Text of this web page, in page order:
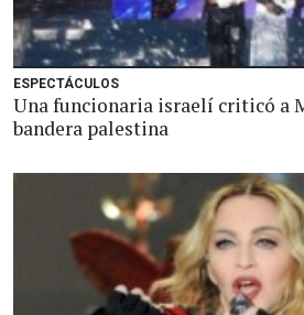
ESPECTÁCULOS
Una funcionaria israelí criticó a
bandera palestina